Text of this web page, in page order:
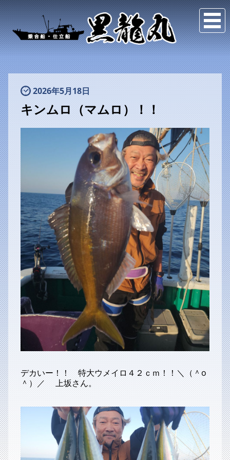
2026年5月18日
キンムロ（マムロ）！！
デカいー！！ 特大ウメイロ４２ｃｍ！！＼（＾o
＾）／ 上坂さん。